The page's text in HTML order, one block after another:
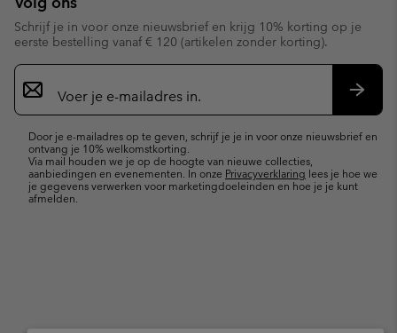
Schrijf je in voor onze nieuwsbrief en krijg 10% korting op je
eerste bestelling vanaf € 120 (artikelen zonder korting).
Aanmelden
voor
e-
Door je e-mailadres op te geven, schrijf je je in voor onze nieuwsbrief en
ontvang je 10% welkomstkorting.
Via mail houden we je op de hoogte van nieuwe collecties,
aanbiedingen en evenementen. In onze Privacyverklaring lees je hoe we
je gegevens verwerken voor marketingdoeleinden en hoe je je kunt
afmelden.